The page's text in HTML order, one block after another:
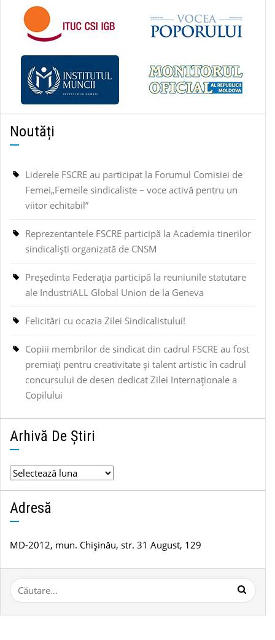
Noutăți
Liderele FSCRE au participat la Forumul Comisiei de
Femei„Femeile sindicaliste – voce activă pentru un
viitor echitabil”
Reprezentantele FSCRE participă la Academia tinerilor
sindicaliști organizată de CNSM
Președinta Federația participă la reuniunile statutare
ale IndustriALL Global Union de la Geneva
Felicitări cu ocazia Zilei Sindicalistului!
Copiii membrilor de sindicat din cadrul FSCRE au fost
premiați pentru creativitate și talent artistic în cadrul
concursului de desen dedicat Zilei Internaționale a
Copilului
Arhivă De Știri
Arhivă
de
știri
Adresă
MD-2012, mun. Chișinău, str. 31 August, 129
Caută
după: